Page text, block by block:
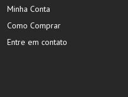
Minha Conta
Como Comprar
Entre em contato